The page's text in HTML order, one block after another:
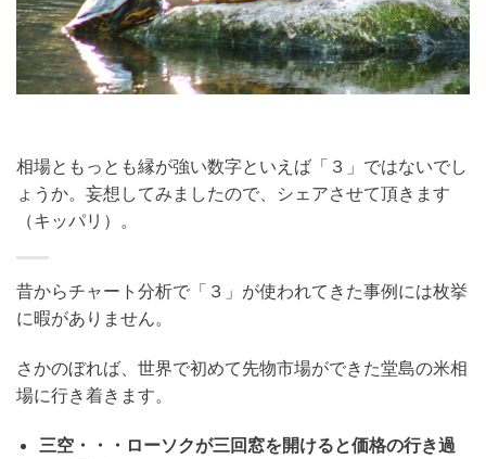
相場ともっとも縁が強い数字といえば「３」ではないでし
ょうか。妄想してみましたので、シェアさせて頂きます
（キッパリ）。
昔からチャート分析で「３」が使われてきた事例には枚挙
に暇がありません。
さかのぼれば、世界で初めて先物市場ができた堂島の米相
場に行き着きます。
三空・・・ローソクが三回窓を開けると価格の行き過